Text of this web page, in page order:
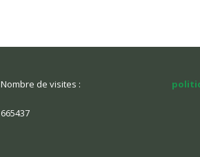
Nombre de visites :
665437